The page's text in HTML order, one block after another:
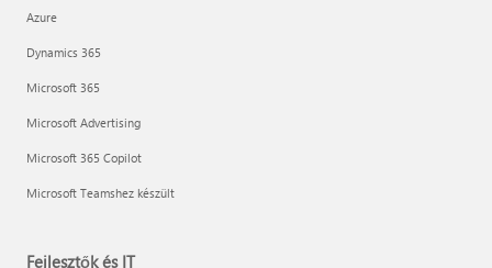
Azure
Dynamics 365
Microsoft 365
Microsoft Advertising
Microsoft 365 Copilot
Microsoft Teamshez készült
Fejlesztők és IT